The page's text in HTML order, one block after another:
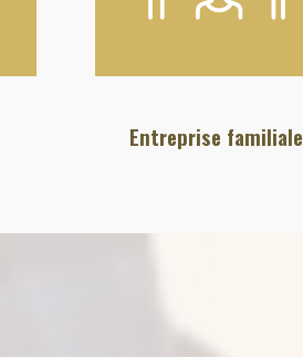
Entreprise familiale